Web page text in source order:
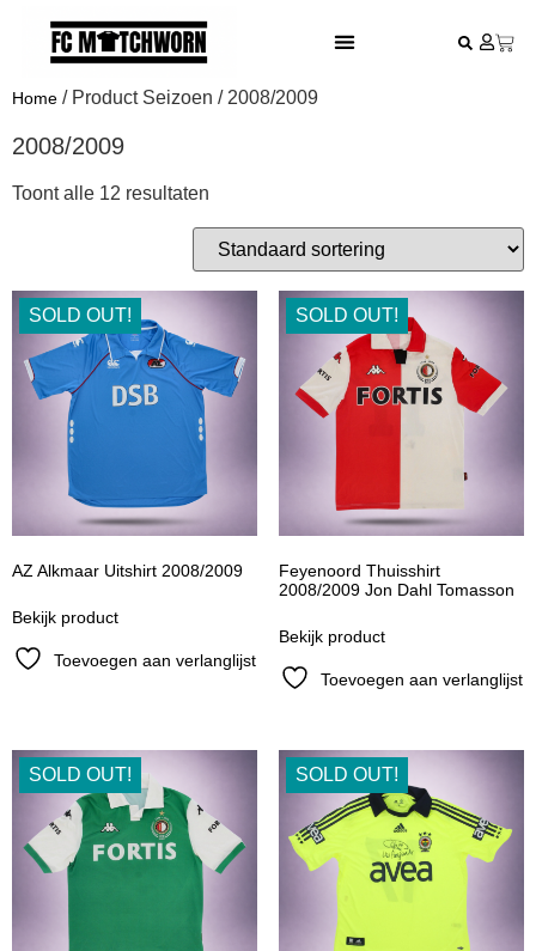
Home / Product Seizoen / 2008/2009
2008/2009
Toont alle 12 resultaten
SOLD OUT!
AZ Alkmaar Uitshirt 2008/2009
Bekijk product
Toevoegen aan verlanglijst
SOLD OUT!
Feyenoord Thuisshirt
2008/2009 Jon Dahl Tomasson
Bekijk product
Toevoegen aan verlanglijst
SOLD OUT! SOLD OUT!